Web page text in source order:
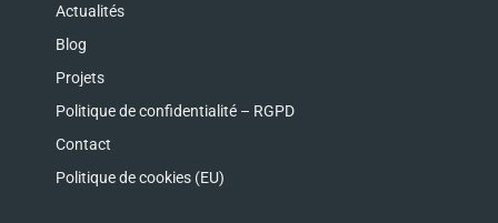
Actualités
Blog
Projets
Politique de confidentialité – RGPD
Contact
Politique de cookies (EU)